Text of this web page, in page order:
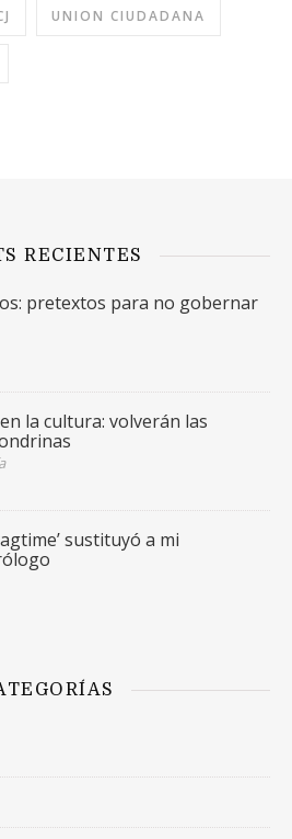
UNION CIUDADANA
RECIENTES
pretextos para no gobernar
la cultura: volverán las
sustituyó a mi